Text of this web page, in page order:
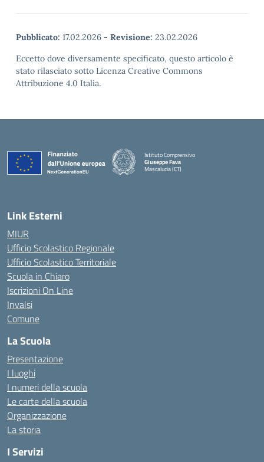
Pubblicato: 17.02.2026 - Revisione: 23.02.2026
Eccetto dove diversamente specificato, questo articolo è
stato rilasciato sotto Licenza Creative Commons
Attribuzione 4.0 Italia.
Istituto Comprensivo
Giuseppe Fava
Mascalucia (CT)
Link Esterni
MIUR
Ufficio Scolastico Regionale
Ufficio Scolastico Territoriale
Scuola in Chiaro
Iscrizioni On Line
Invalsi
Comune
La Scuola
Presentazione
I luoghi
I numeri della scuola
Le carte della scuola
Organizzazione
La storia
I Servizi